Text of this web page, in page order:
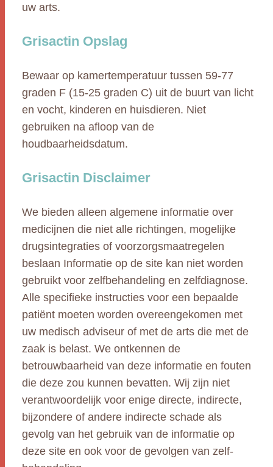
uw arts.
Grisactin Opslag
Bewaar op kamertemperatuur tussen 59-77
graden F (15-25 graden C) uit de buurt van licht
en vocht, kinderen en huisdieren. Niet
gebruiken na afloop van de
houdbaarheidsdatum.
Grisactin Disclaimer
We bieden alleen algemene informatie over
medicijnen die niet alle richtingen, mogelijke
drugsintegraties of voorzorgsmaatregelen
beslaan Informatie op de site kan niet worden
gebruikt voor zelfbehandeling en zelfdiagnose.
Alle specifieke instructies voor een bepaalde
patiënt moeten worden overeengekomen met
uw medisch adviseur of met de arts die met de
zaak is belast. We ontkennen de
betrouwbaarheid van deze informatie en fouten
die deze zou kunnen bevatten. Wij zijn niet
verantwoordelijk voor enige directe, indirecte,
bijzondere of andere indirecte schade als
gevolg van het gebruik van de informatie op
deze site en ook voor de gevolgen van zelf-